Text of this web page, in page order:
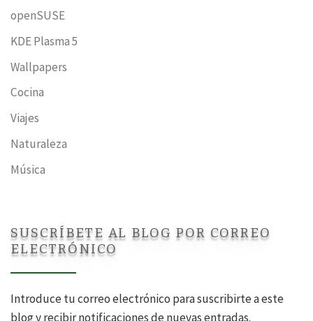
openSUSE
KDE Plasma 5
Wallpapers
Cocina
Viajes
Naturaleza
Música
SUSCRÍBETE AL BLOG POR CORREO
ELECTRÓNICO
Introduce tu correo electrónico para suscribirte a este
blog y recibir notificaciones de nuevas entradas.